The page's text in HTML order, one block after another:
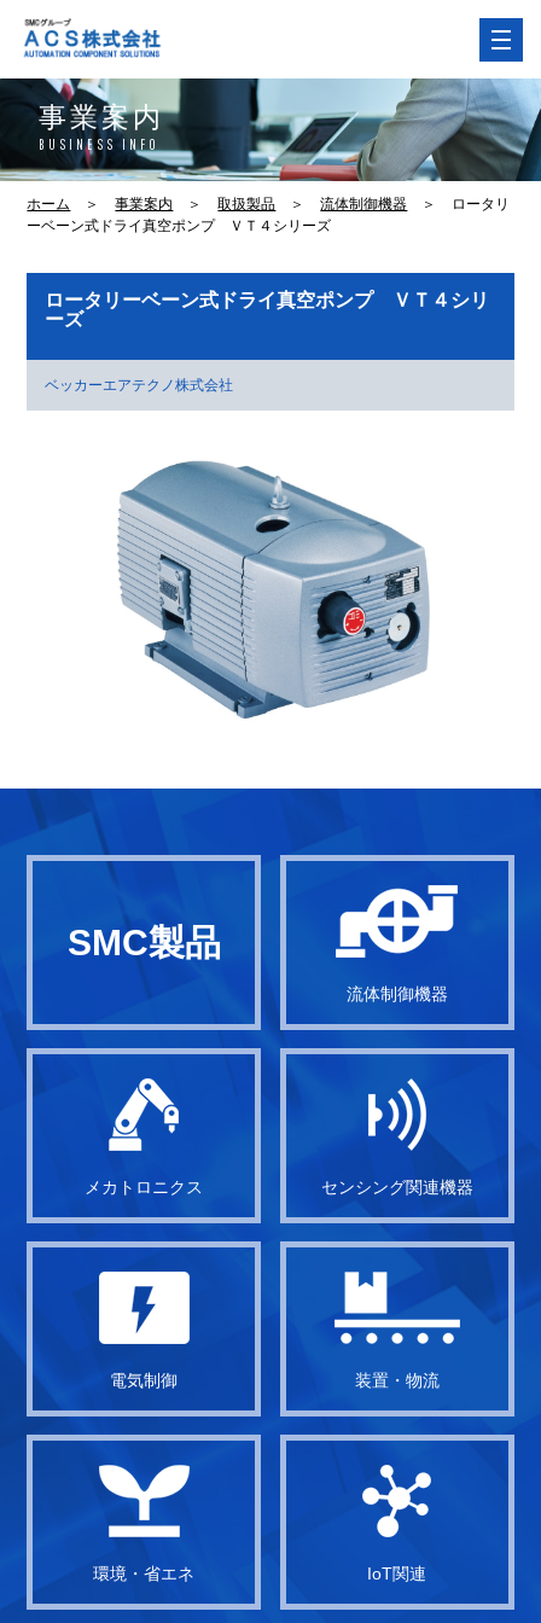
事業案内
BUSINESS INFO
ホーム ＞ 事業案内 ＞ 取扱製品 ＞ 流体制御機器 ＞
ロータリ
ーベーン式ドライ真空ポンプ ＶＴ４シリーズ
ロータリーベーン式ドライ真空ポンプ ＶＴ４シリ
ーズ
ベッカーエアテクノ株式会社
SMC製品
流体制御機器
メカトロニクス センシング関連機器
電気制御 装置・物流
環境・省エネ IoT関連